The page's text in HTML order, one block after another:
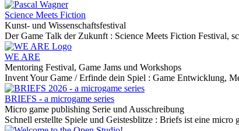
Science Meets Fiction
Kunst- und Wissenschaftsfestival
Der Game Talk der Zukunft : Science Meets Fiction Festival,
WE ARE
Mentoring Festival, Game Jams und Workshops
Invent Your Game / Erfinde dein Spiel : Game Entwicklung,
BRIEFS - a microgame series
Micro game publishing Serie und Ausschreibung
Schnell erstellte Spiele und Geistesblitze : Briefs ist eine micro